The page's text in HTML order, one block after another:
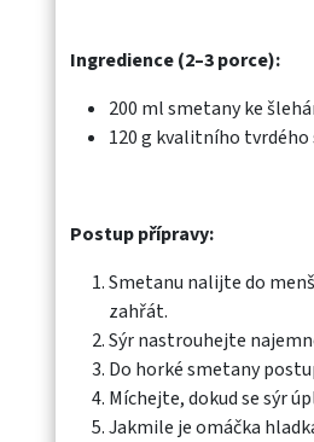
Ingredience (2–3 porce):
200 ml smetany ke
120 g kvalitního tvrdého
Postup přípravy:
Smetanu nalijte do
zahřát.
Sýr nastrouhejte
Do horké smetany
Míchejte, dokud se sýr
Jakmile je omáčka